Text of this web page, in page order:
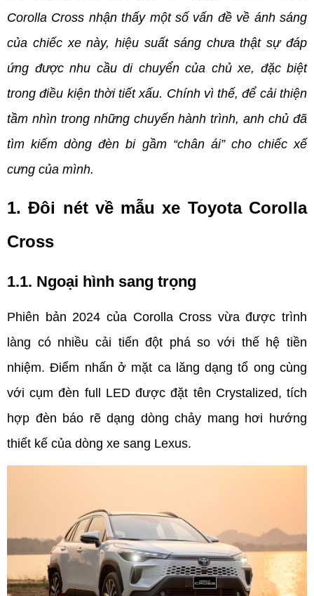
Corolla Cross nhận thấy một số vấn đề về ánh sáng
của chiếc xe này, hiệu suất sáng chưa thật sự đáp
ứng được nhu cầu di chuyển của chủ xe, đặc biệt
trong điều kiện thời tiết xấu. Chính vì thế, để cải thiện
tầm nhìn trong những chuyến hành trình, anh chủ đã
tìm kiếm dòng đèn bi gầm “chân ái” cho chiếc xế
cưng của mình.
1. Đôi nét về mẫu xe Toyota Corolla
Cross
1.1. Ngoại hình sang trọng
Phiên bản 2024 của Corolla Cross vừa được trình
làng có nhiều cải tiến đột phá so với thế hệ tiền
nhiệm. Điểm nhấn ở mặt ca lăng dạng tổ ong cùng
với cụm đèn full LED được đặt tên Crystalized, tích
hợp đèn báo rẽ dạng dòng chảy mang hơi hướng
thiết kế của dòng xe sang Lexus.